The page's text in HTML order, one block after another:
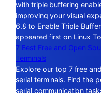
with triple buffering
improving your visual
6.8 to Enable Triple
appeared first on Linux
7 Best Free and Open
Terminals
Explore our top 7 free
serial terminals. Find the
serial communication